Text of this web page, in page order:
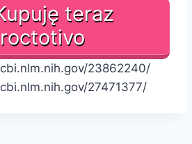
teraz
23862240/
27471377/